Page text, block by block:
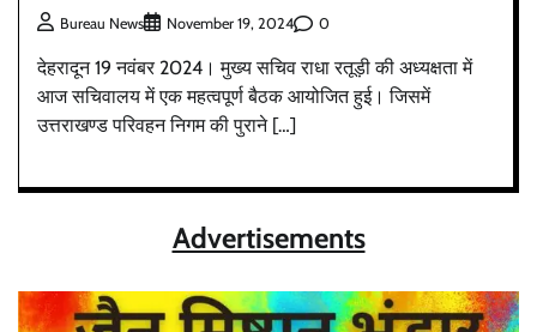
Bureau News November 19, 2024 0
देहरादून 19 नवंबर 2024। मुख्य सचिव राधा रतूड़ी की अध्यक्षता में
आज सचिवालय में एक महत्वपूर्ण बैठक आयोजित हुई। जिसमें
उत्तराखण्ड परिवहन निगम की पुराने […]
Advertisements